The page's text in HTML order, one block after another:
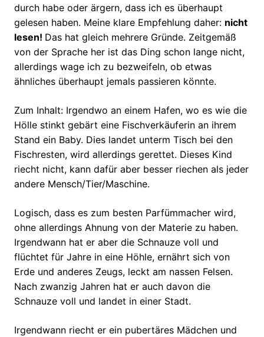
durch habe oder ärgern, dass ich es überhaupt
gelesen haben. Meine klare Empfehlung daher: nicht
lesen! Das hat gleich mehrere Gründe. Zeitgemäß
von der Sprache her ist das Ding schon lange nicht,
allerdings wage ich zu bezweifeln, ob etwas
ähnliches überhaupt jemals passieren könnte.
Zum Inhalt: Irgendwo an einem Hafen, wo es wie die
Hölle stinkt gebärt eine Fischverkäuferin an ihrem
Stand ein Baby. Dies landet unterm Tisch bei den
Fischresten, wird allerdings gerettet. Dieses Kind
riecht nicht, kann dafür aber besser riechen als jeder
andere Mensch/Tier/Maschine.
Logisch, dass es zum besten Parfümmacher wird,
ohne allerdings Ahnung von der Materie zu haben.
Irgendwann hat er aber die Schnauze voll und
flüchtet für Jahre in eine Höhle, ernährt sich von
Erde und anderes Zeugs, leckt am nassen Felsen.
Nach zwanzig Jahren hat er auch davon die
Schnauze voll und landet in einer Stadt.
Irgendwann riecht er ein pubertäres Mädchen und